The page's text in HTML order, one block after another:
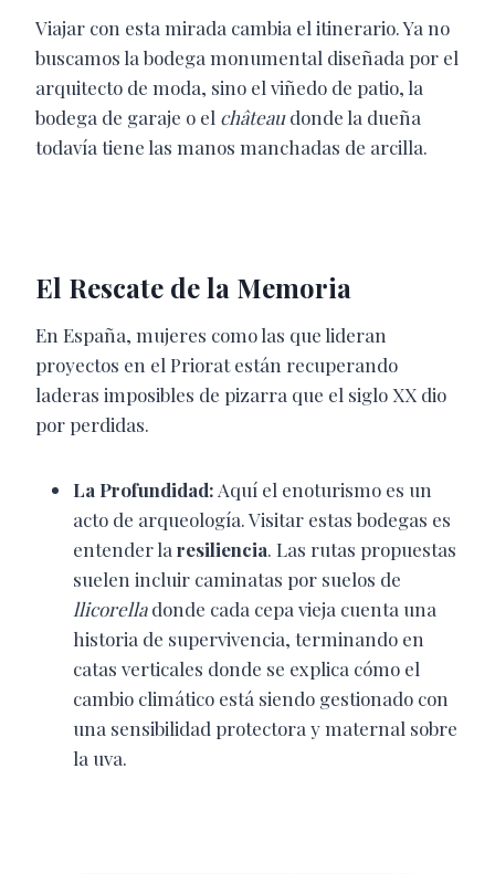
Viajar con esta mirada cambia el itinerario. Ya no
buscamos la bodega monumental diseñada por el
arquitecto de moda, sino el viñedo de patio, la
bodega de garaje o el châteaudonde la dueña
todavía tiene las manos manchadas de arcilla.
El Rescate de la Memoria
En España, mujeres como las que lideran
proyectos en el Priorat están recuperando
laderas imposibles de pizarra que el siglo XX dio
por perdidas.
La Profundidad: Aquí el enoturismo es un
acto de arqueología. Visitar estas bodegas es
entender la resiliencia. Las rutas propuestas
suelen incluir caminatas por suelos de
llicorelladonde cada cepa vieja cuenta una
historia de supervivencia, terminando en
catas verticales donde se explica cómo el
cambio climático está siendo gestionado con
una sensibilidad protectora y maternal sobre
la uva.